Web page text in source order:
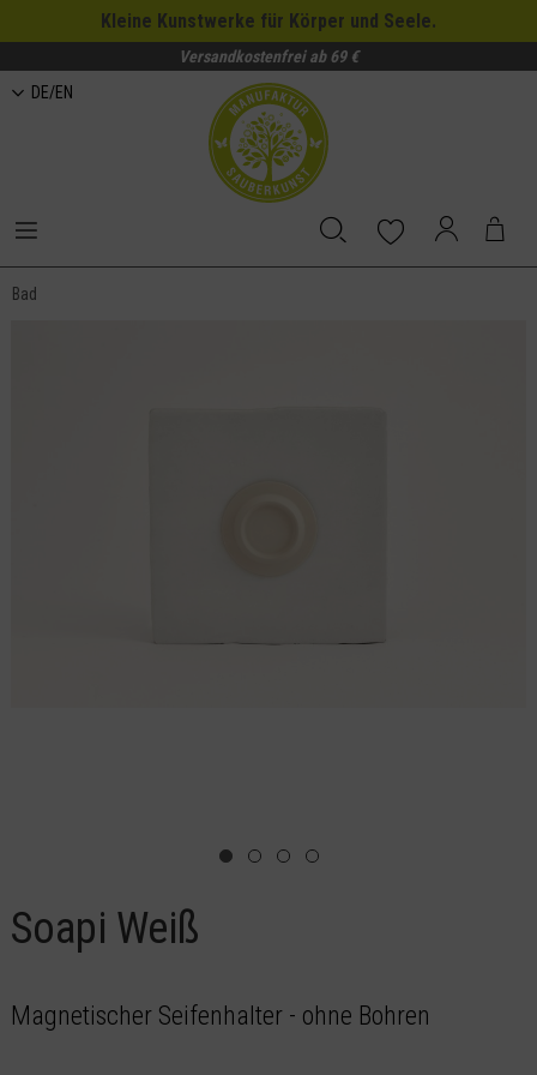
Kleine Kunstwerke für Körper und Seele.
Versandkostenfrei ab 69 €
DE/EN
Bad
Soapi Weiß
Magnetischer Seifenhalter - ohne Bohren